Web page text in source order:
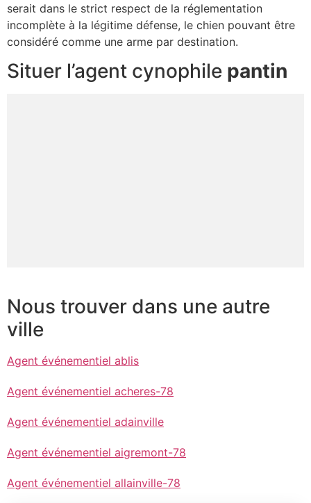
serait dans le strict respect de la réglementation
incomplète à la légitime défense, le chien pouvant être
considéré comme une arme par destination.
Situer l’agent cynophile pantin
Nous trouver dans une autre
ville
Agent événementiel ablis
Agent événementiel acheres-78
Agent événementiel adainville
Agent événementiel aigremont-78
Agent événementiel allainville-78